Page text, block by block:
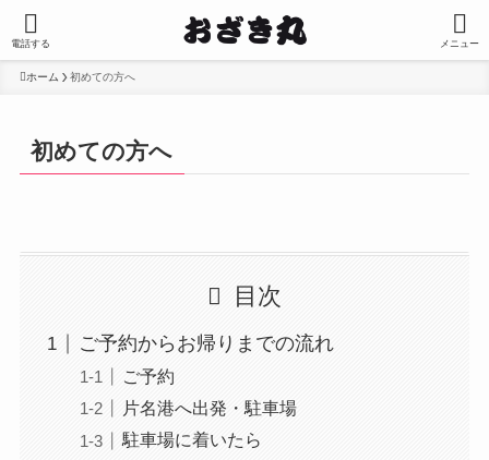
電話する メニュー
ホーム 初めての方へ
初めての方へ
目次
ご予約からお帰りまでの流れ
ご予約
片名港へ出発・駐車場
駐車場に着いたら